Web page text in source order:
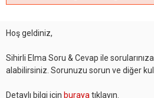
Hoş geldiniz,
Sihirli Elma Soru & Cevap ile
alabilirsiniz. Sorunuzu sorun ve diğer
Detaylı bilgi için buraya tıklayın.